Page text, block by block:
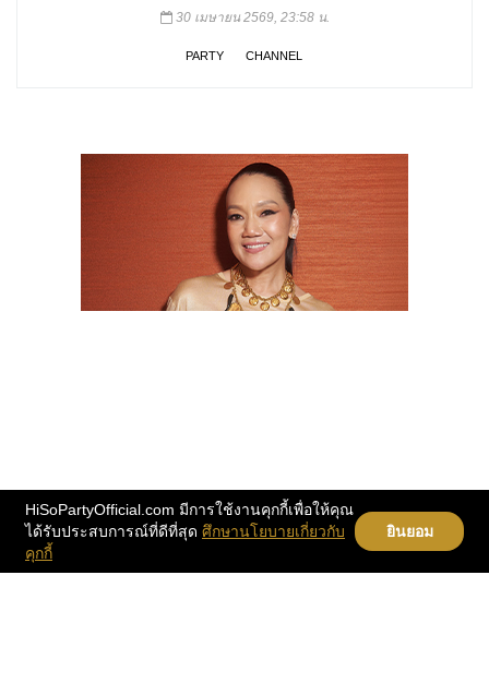
30 เมษายน 2569, 23:58 น.
PARTY CHANNEL
HiSoPartyOfficial.com มีการใช้งานคุกกี้เพื่อให้คุณ
ได้รับประสบการณ์ที่ดีที่สุด ศึกษานโยบายเกี่ยวกับ
คุกกี้
ยินยอม